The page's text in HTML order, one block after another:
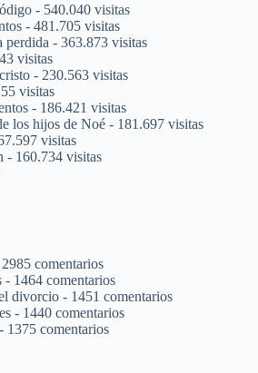
- 540.040 visitas
- 481.705 visitas
perdida - 363.873 visitas
visitas
- 230.563 visitas
visitas
- 186.421 visitas
los hijos de Noé - 181.697 visitas
visitas
- 160.734 visitas
comentarios
- 1464 comentarios
divorcio - 1451 comentarios
- 1440 comentarios
- 1375 comentarios